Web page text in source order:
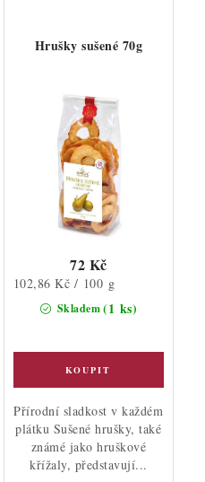
Hrušky sušené 70g
Skladem(1 ks)
72 Kč
Měrná
102,86 Kč / 100 g
Přírodní sladkost v každém
plátku Sušené hrušky, také
známé jako hruškové
křížaly, představují...